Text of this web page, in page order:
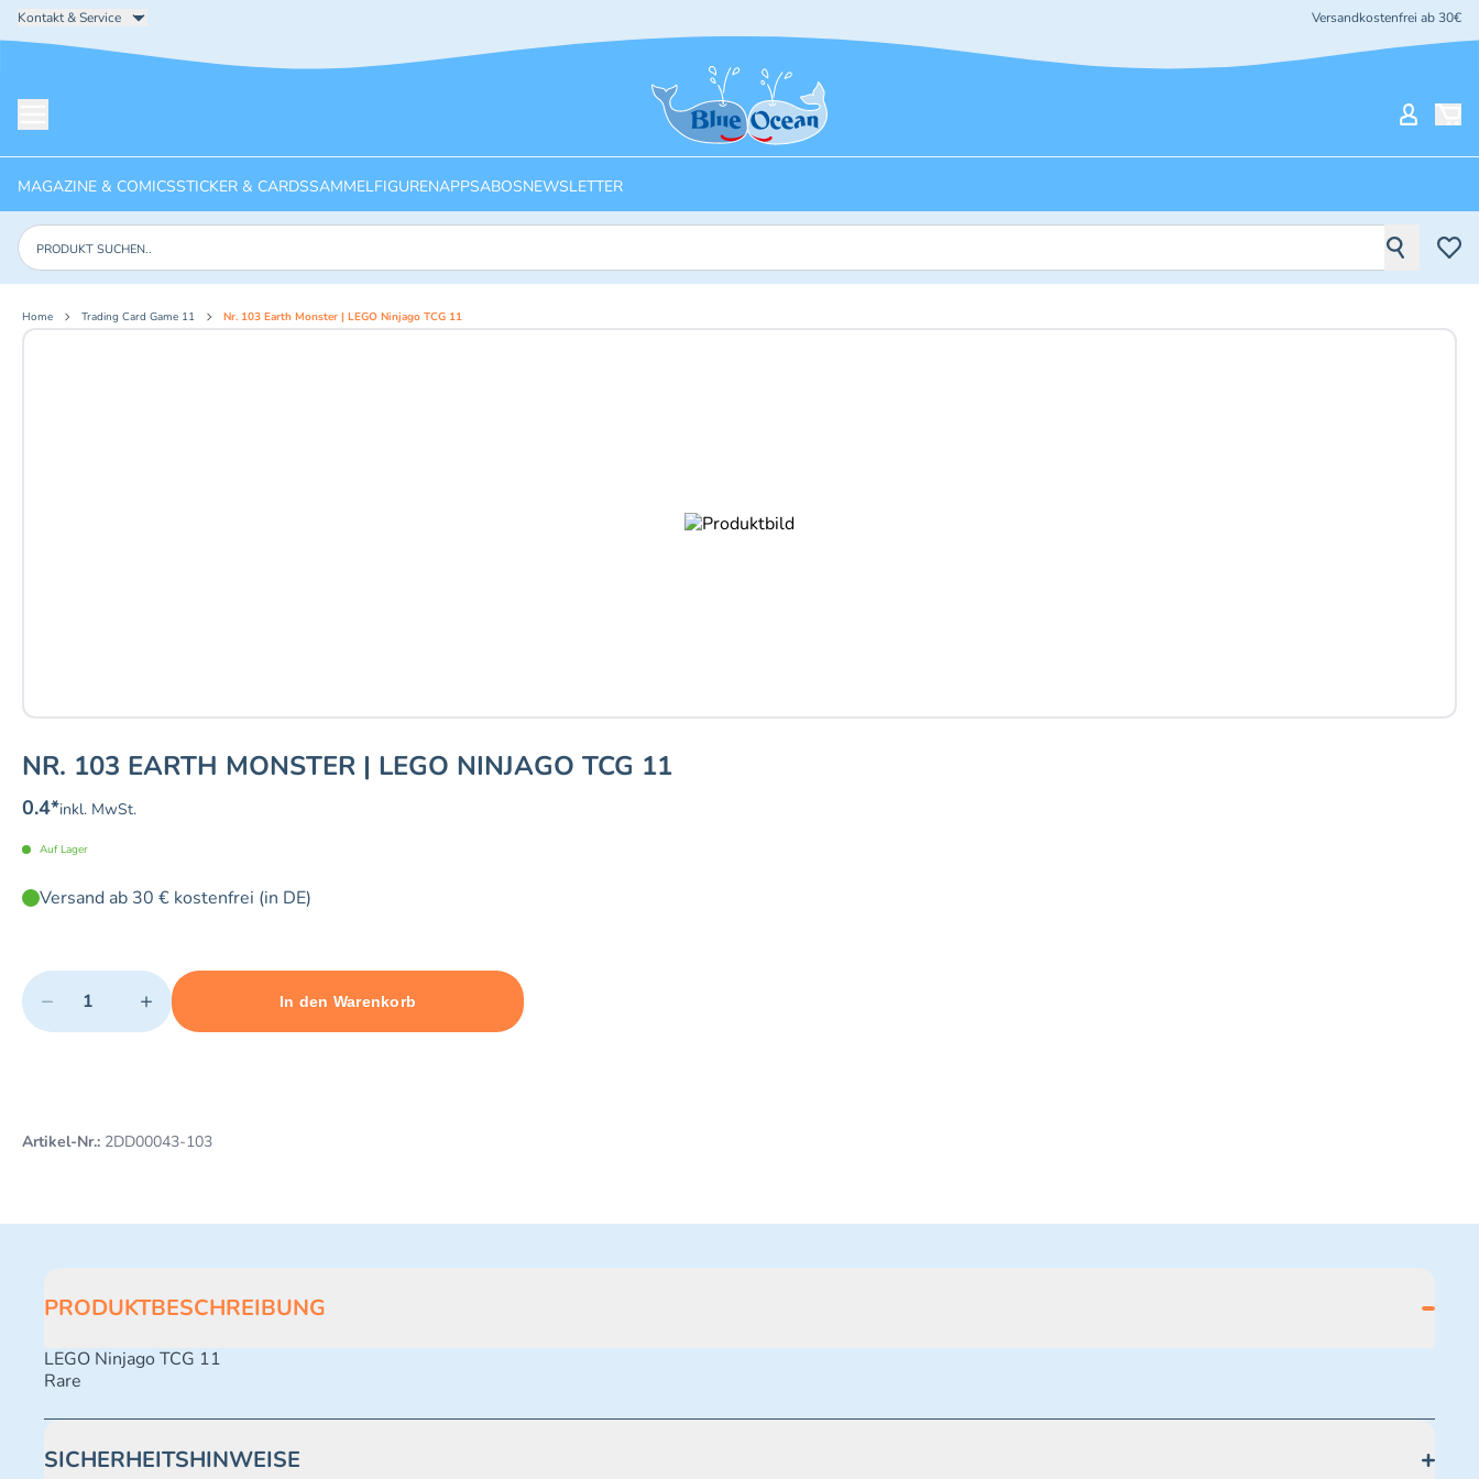
Kontakt & Service Versandkostenfrei ab 30€
Startseite
MAGAZINE & COMICSSTICKER & CARDSSAMMELFIGURENAPPSABOSNEWSLETTER
Produkte suchen
Home Trading Card Game 11 Nr. 103 Earth Monster | LEGO Ninjago TCG 11
NR. 103 EARTH MONSTER | LEGO NINJAGO TCG 11
0.4*inkl. MwSt.
Auf Lager
Versand ab 30 € kostenfrei (in DE)
Quantity
− +
Minimum quantity: 1 Maximum quantity: 487
In den Warenkorb
Add 1 item to cart
Artikel-Nr.: 2DD00043-103
PRODUKTBESCHREIBUNG
LEGO Ninjago TCG 11
Rare
SICHERHEITSHINWEISE